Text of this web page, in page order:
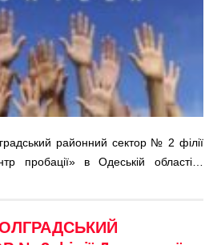
районний сектор № 2 філії
пробації» в Одеській області…